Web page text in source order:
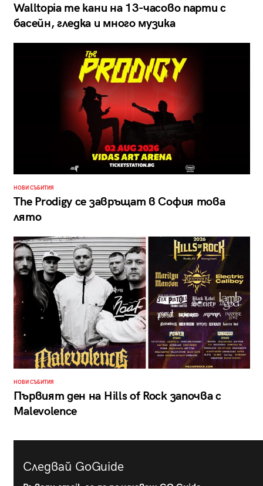
Walltopia те кани на 13-часово парти с
басейн, гледка и много музика
НОВИ СЪБИТИЯ
The Prodigy се завръщат в София това
лято
НОВИ СЪБИТИЯ
Първият ден на Hills of Rock започва с
Malevolence
Следвай GoGuide